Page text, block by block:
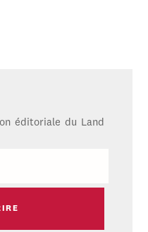
éditoriale du Land